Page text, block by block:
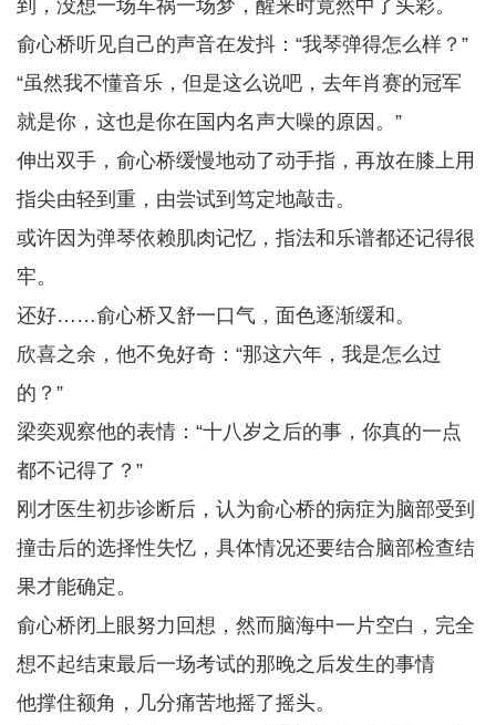
到，没想一场车祸一场梦，醒来时竟然中了头彩。
俞心桥听见自己的声音在发抖：“我琴弹得怎么样？”
“虽然我不懂音乐，但是这么说吧，去年肖赛的冠军
就是你，这也是你在国内名声大噪的原因。”
伸出双手，俞心桥缓慢地动了动手指，再放在膝上用
指尖由轻到重，由尝试到笃定地敲击。
或许因为弹琴依赖肌肉记忆，指法和乐谱都还记得很
牢。
还好……俞心桥又舒一口气，面色逐渐缓和。
欣喜之余，他不免好奇：“那这六年，我是怎么过
的？”
梁奕观察他的表情：“十八岁之后的事，你真的一点
都不记得了？”
刚才医生初步诊断后，认为俞心桥的病症为脑部受到
撞击后的选择性失忆，具体情况还要结合脑部检查结
果才能确定。
俞心桥闭上眼努力回想，然而脑海中一片空白，完全
想不起结束最后一场考试的那晚之后发生的事情
他撑住额角，几分痛苦地摇了摇头。